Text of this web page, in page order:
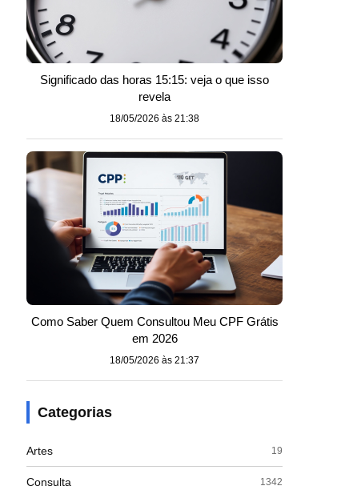
Significado das horas 15:15: veja o que isso
revela
18/05/2026 às 21:38
Como Saber Quem Consultou Meu CPF Grátis
em 2026
18/05/2026 às 21:37
Categorias
Artes 19
Consulta 1342